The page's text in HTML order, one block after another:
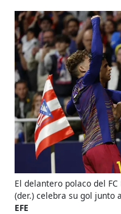
El delantero polaco del
(der.) celebra su gol junto
EFE